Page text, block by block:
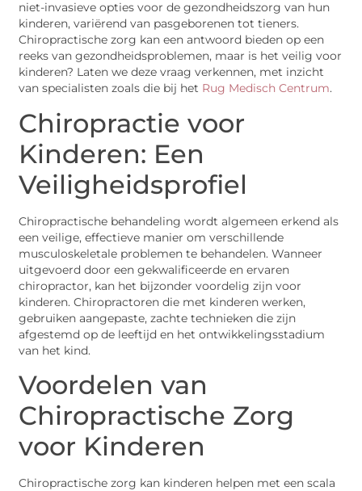
niet-invasieve opties voor de gezondheidszorg van hun
kinderen, variërend van pasgeborenen tot tieners.
Chiropractische zorg kan een antwoord bieden op een
reeks van gezondheidsproblemen, maar is het veilig voor
kinderen? Laten we deze vraag verkennen, met inzicht
van specialisten zoals die bij het Rug Medisch Centrum.
Chiropractie voor
Kinderen: Een
Veiligheidsprofiel
Chiropractische behandeling wordt algemeen erkend als
een veilige, effectieve manier om verschillende
musculoskeletale problemen te behandelen. Wanneer
uitgevoerd door een gekwalificeerde en ervaren
chiropractor, kan het bijzonder voordelig zijn voor
kinderen. Chiropractoren die met kinderen werken,
gebruiken aangepaste, zachte technieken die zijn
afgestemd op de leeftijd en het ontwikkelingsstadium
van het kind.
Voordelen van
Chiropractische Zorg
voor Kinderen
Chiropractische zorg kan kinderen helpen met een scala